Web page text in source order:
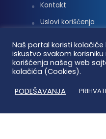
Kontakt
Uslovi korišćenja
Linkovi
Moj nalog
Naš portal koristi
iskustvo svakom
korišćenja našeg web
kolačića (Cookies).
PODEŠAVANJA
PRIHVATI